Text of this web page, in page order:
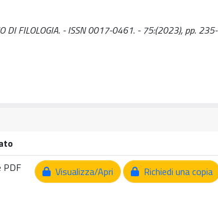
DI FILOLOGIA. - ISSN 0017-0461. - 75:(2023), pp. 235-
PDF Visualizza/Apri Richiedi una copia